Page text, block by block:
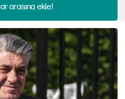
arasına ekle!